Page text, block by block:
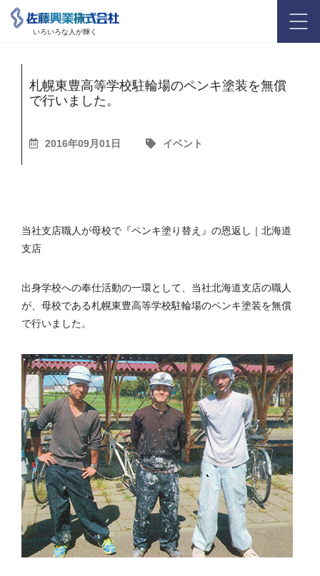
いろいろな人が輝く
札幌東豊高等学校駐輪場のペンキ塗装を無償
で行いました。
2016年09月01日 イベント
当社支店職人が母校で『ペンキ塗り替え』の恩返し｜北海道
支店
出身学校への奉仕活動の一環として、当社北海道支店の職人
が、母校である札幌東豊高等学校駐輪場のペンキ塗装を無償
で行いました。